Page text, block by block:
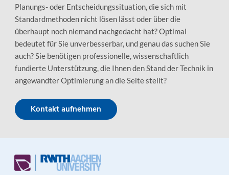
Planungs- oder Entscheidungssituation, die sich mit
Standardmethoden nicht lösen lässt oder über die
überhaupt noch niemand nachgedacht hat? Optimal
bedeutet für Sie unverbesserbar, und genau das suchen Sie
auch? Sie benötigen professionelle, wissenschaftlich
fundierte Unterstützung, die Ihnen den Stand der Technik in
angewandter Optimierung an die Seite stellt?
Kontakt aufnehmen